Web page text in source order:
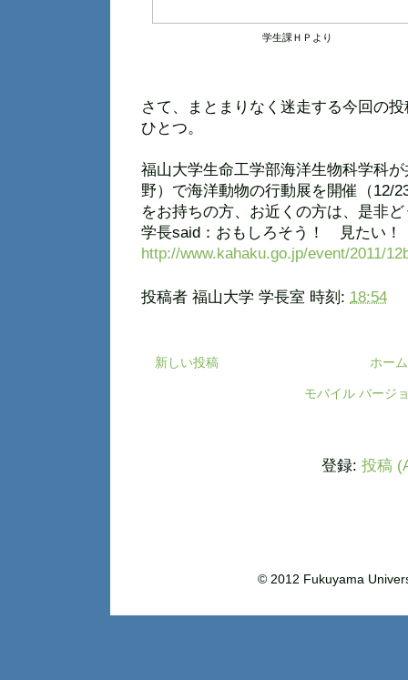
学生課ＨＰより
さて、まとまりなく迷走する今回の
ひとつ。
福山大学生命工学部海洋生物科学科
野）で海洋動物の行動展を開催（12/
をお持ちの方、お近くの方は、是非
学長said：おもしろそう！ 見たい！
http://www.kahaku.go.jp/event/2011/
投稿者 福山大学 学長室 時刻: 18:54
新しい投稿 ホーム
モバイル バージ
登録: 投稿
© 2012 Fukuyama